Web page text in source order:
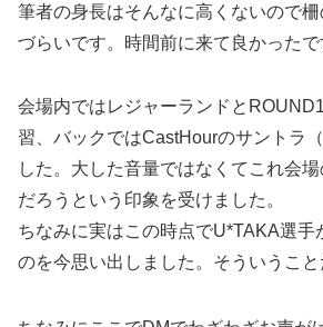
筆者の身長はそんなに高くないので
づらいです。時間前に来て良かったで
会場内ではレジャーランドと
習、バックではCastHourのサントラ
した。大した音量ではなくてこれ会
だろうという印象を受けました。
ちなみに実はこの時点でU*TAKA選手
のを今思い出しました。そういうこと